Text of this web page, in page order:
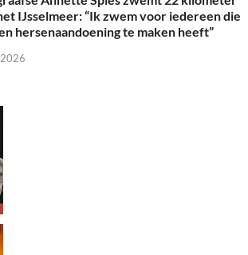
IJsselmeer: “Ik zwem voor iedereen die
hersenaandoening te maken heeft”